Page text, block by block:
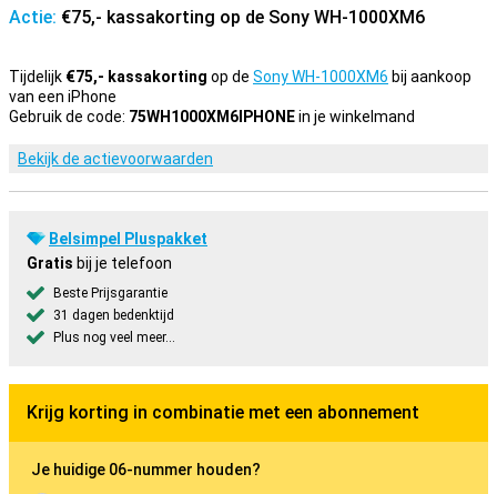
Actie: €75,- kassakorting op de Sony WH-1000XM6
Tijdelijk €75,- kassakorting op de Sony WH-1000XM6 bij aankoop
van een iPhone
Gebruik de code: 75WH1000XM6IPHONEin je winkelmand
Bekijk de actievoorwaarden
Belsimpel Pluspakket
Gratis bij je telefoon
Beste Prijsgarantie
31 dagen bedenktijd
Plus nog veel meer...
Krijg korting in combinatie met een abonnement
Je huidige 06-nummer houden?